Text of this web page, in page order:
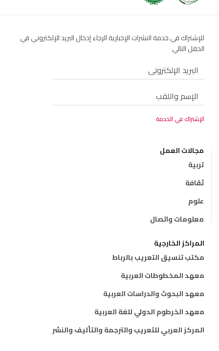
للإشتراك في خدمة النشرات الإخبارية الرجاء إدخال البريد الإلكتروني في
الحقل التالي
مجالات العمل
تربية
ثقافة
علوم
معلومات واتصال
المراكز الخارجية
مكتب تنسيق التعريب بالرباط
معهد المخطوطات العربية
معهد البحوث والدراسات العربية
معهد الخرطوم الدولي للغة العربية
المركز العربي للتعريب والترجمة والتأليف والنشر